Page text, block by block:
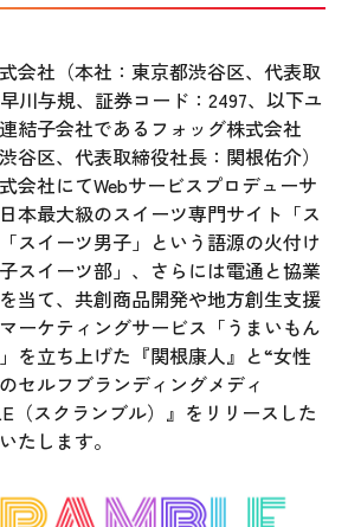
会社（本社：東京都渋谷区、代表取
川与規、証券コード：2497、以下ユ
結子会社であるフォッグ株式会社
谷区、代表取締役社長：関根佑介）
会社にてWebサービスプロデューサ
本最大級のスイーツ専門サイト「ス
スイーツ男子」という語源の火付け
スイーツ部」、さらには電通と協業
当て、共創商品開発や地方創生支援
ーケティングサービス「うまいもん
を立ち上げた『関根康人』と“女性
セルフブランディングメディ
（スクランブル）』をリリースした
たします。